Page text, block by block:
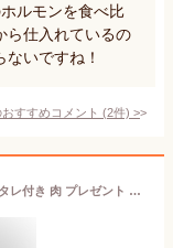
ルモンを食べ比
ら仕入れているの
いですね！
すすめコメント (2件) >
ホワイトデー 9種のホルモン食べ比べ 360g タレ付き 肉 プレゼント 男友達 牛タン 焼肉セット 焼肉盛り合わせ バーベキュー お祝い 韓国グルメ 出産祝い 結婚祝い 快気祝い 牛肉 本格焼肉 セット お取り寄せ ギフト (ホル9) 大阪 鶴橋 焼肉白雲台